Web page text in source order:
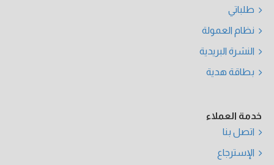
طلباتي
نظام العمولة
النشرة البريدية
بطاقة هدية
خدمة العملاء
اتصل بنا
الإسترجاع